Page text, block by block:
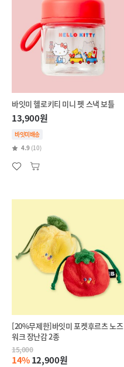
바잇미 헬로키티 미니 펫 스낵 보틀
13,900원
바잇미배송
4.9 (10)
[20%무제한]바잇미 포켓후르츠 노즈
워크 장난감 2종
15,000
14%12,900원